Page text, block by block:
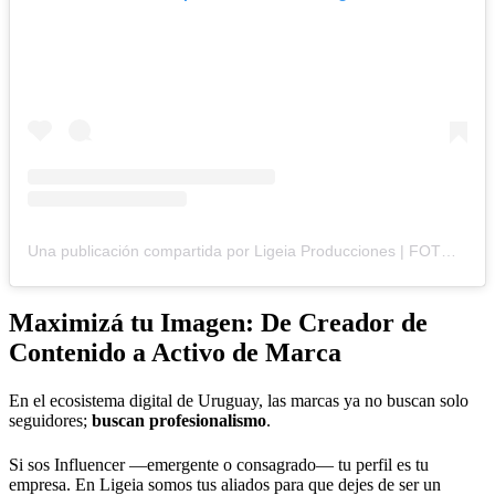
Maximizá tu Imagen: De Creador de
Contenido a Activo de Marca
En el ecosistema digital de Uruguay, las marcas ya no buscan solo
seguidores; buscan profesionalismo.
Si sos Influencer —emergente o consagrado— tu perfil es tu
empresa. En Ligeia somos tus aliados para que dejes de ser un